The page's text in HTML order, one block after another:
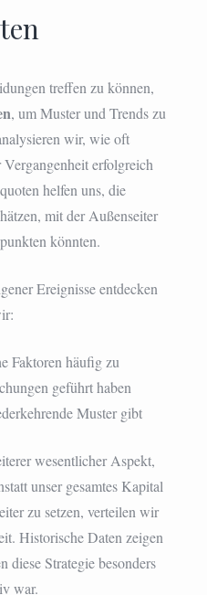
treffen zu können,
, um Muster und Trends zu
wir, wie oft
erfolgreich
helfen uns, die
mit der Außenseiter
könnten.
Ereignisse entdecken
Faktoren häufig zu
geführt haben
Muster gibt
wesentlicher Aspekt,
unser gesamtes Kapital
zu setzen, verteilen wir
Historische Daten zeigen
diese Strategie besonders
war.